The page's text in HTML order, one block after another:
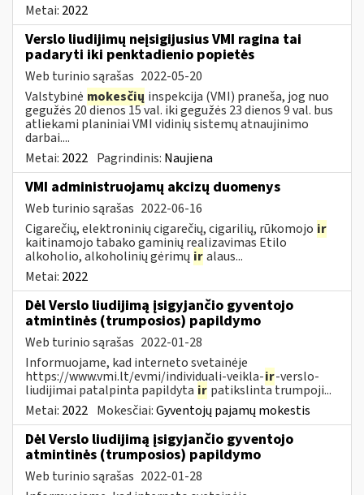
Metai: 2022
Verslo liudijimų neįsigijusius VMI ragina tai
padaryti iki penktadienio popietės
Web turinio sąrašas 2022-05-20
Valstybinė mokesčių inspekcija (VMI) praneša, jog nuo
gegužės 20 dienos 15 val. iki gegužės 23 dienos 9 val. bus
atliekami planiniai VMI vidinių sistemų atnaujinimo
darbai....
Metai: 2022 Pagrindinis: Naujiena
VMI administruojamų akcizų duomenys
Web turinio sąrašas 2022-06-16
Cigarečių, elektroninių cigarečių, cigarilių, rūkomojo ir
kaitinamojo tabako gaminių realizavimas Etilo
alkoholio, alkoholinių gėrimų iralaus...
Metai: 2022
Dėl Verslo liudijimą įsigyjančio gyventojo
atmintinės (trumposios) papildymo
Web turinio sąrašas 2022-01-28
Informuojame, kad interneto svetainėje
https://www.vmi.lt/evmi/individuali-veikla-ir-verslo-
liudijimai patalpinta papildyta ir patikslinta trumpoji...
Metai: 2022 Mokesčiai:Gyventojų pajamų mokestis
Dėl Verslo liudijimą įsigyjančio gyventojo
atmintinės (trumposios) papildymo
Web turinio sąrašas 2022-01-28